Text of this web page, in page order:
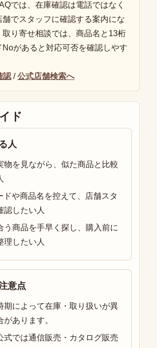
では、在庫確認は電話ではなく
でスタッフに確認する案内にな
取り寄せ相談では、商品名と13桁
Noがあると対応可否を確認しやす
認 /公式店舗検索へ
ド
人
物を見ながら、似た商品と比較
ドや商品名を控えて、店舗スタ
認したい人
う商品を手早く探し、購入前に
理したい人
意点
期によって在庫・取り扱いが異
があります。
式では通信販売・カタログ販売